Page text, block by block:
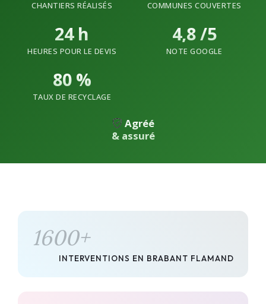
CHANTIERS RÉALISÉS COMMUNES COUVERTES
24h
HEURES POUR LE DEVIS
4,8 /5
NOTE GOOGLE
80%
TAUX DE RECYCLAGE
Agréé
& assuré
1600+
INTERVENTIONS EN BRABANT FLAMAND